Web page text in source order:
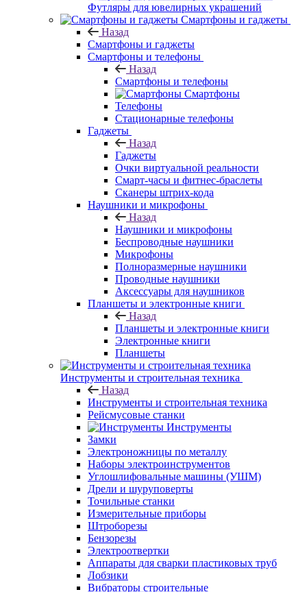
Футляры для ювелирных украшений
Смартфоны и гаджеты
Назад
Смартфоны и гаджеты
Смартфоны и телефоны
Назад
Смартфоны и телефоны
Смартфоны
Телефоны
Стационарные телефоны
Гаджеты
Назад
Гаджеты
Очки виртуальной реальности
Смарт-часы и фитнес-браслеты
Сканеры штрих-кода
Наушники и микрофоны
Назад
Наушники и микрофоны
Беспроводные наушники
Микрофоны
Полноразмерные наушники
Проводные наушники
Аксессуары для наушников
Планшеты и электронные книги
Назад
Планшеты и электронные книги
Электронные книги
Планшеты
Инструменты и строительная техника
Назад
Инструменты и строительная техника
Рейсмусовые станки
Инструменты
Замки
Электроножницы по металлу
Наборы электроинструментов
Углошлифовальные машины (УШМ)
Дрели и шуруповерты
Точильные станки
Измерительные приборы
Штроборезы
Бензорезы
Электроотвертки
Аппараты для сварки пластиковых труб
Лобзики
Вибраторы строительные